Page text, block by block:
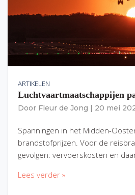
ARTIKELEN
Luchtvaartmaatschappijen
Door Fleur de Jong 20 mei
Spanningen in het Midden-
brandstofprijzen. Voor de
gevolgen: vervoerskosten en
Lees verder »